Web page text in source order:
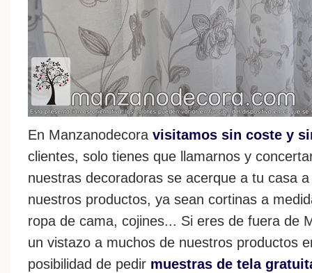
En Manzanodecora visitamos sin coste y
clientes, solo tienes que llamarnos y
nuestras decoradoras se acerque a tu casa
nuestros productos, ya sean cortinas a
ropa de cama, cojines... Si eres de fuera de
un vistazo a muchos de nuestros productos
posibilidad de pedir muestras de tela